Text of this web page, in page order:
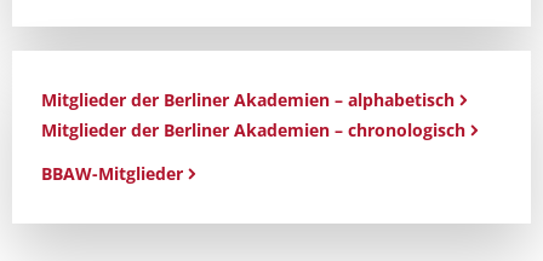
Mitglieder der Berliner Akademien – alphabetisch
Mitglieder der Berliner Akademien – chronologisch
BBAW-Mitglieder